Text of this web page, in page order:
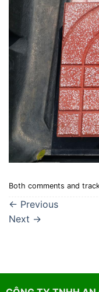
Both comments and
← Previous
Next →